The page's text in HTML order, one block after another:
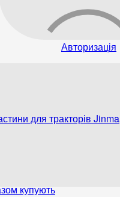
Авторизація
для тракторів Jinma
купують